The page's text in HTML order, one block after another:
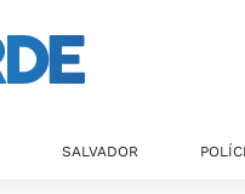
SALVADOR